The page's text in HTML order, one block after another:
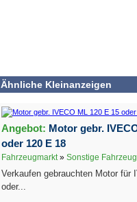
Ähnliche Kleinanzeigen
Angebot: Motor gebr.
oder 120 E 18
Fahrzeugmarkt» Sonstige
Verkaufen gebrauchten Motor für
oder...